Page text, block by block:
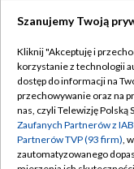
Abonament TVP
Emisja w TVP
Centrum
Szanujemy Twoją
Kliknij "Akceptuję i
korzystanie z technologii
dostęp do informacji na
przechowywanie oraz na
nas, czyli Telewizję Polską
Zaufanych Partnerów z
Partnerów TVP (93 firm),
zautomatyzowanego